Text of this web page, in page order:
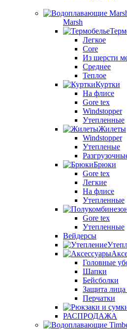
Marsh
Легкое
Core
Из шерсти
Среднее
Теплое
Куртки
На флисе
Gore tex
Windstopper
Утепленные
Жилеты
Windstopper
Утепленые
Брюки
Gore tex
Легкие
На флисе
Утепленные
Gore tex
Утепленные
Вейдерсы
Головные
Шапки
Бейсболки
Защита
Перчатки
РАСПРОДАЖА